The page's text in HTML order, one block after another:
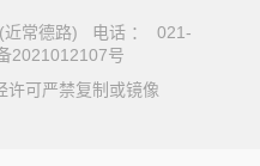
近常德路) 电话 ： 021-
2021012107号
许可严禁复制或镜像